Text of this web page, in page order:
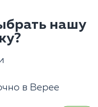
нашу
в Верее